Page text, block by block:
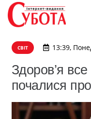
СВІТ 13:39,
Здоров’я
почалися